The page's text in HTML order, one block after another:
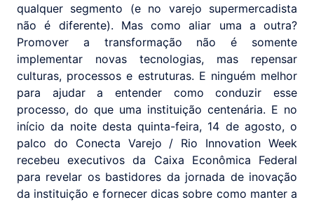
qualquer segmento (e no varejo supermercadista
não é diferente). Mas como aliar uma a outra?
Promover a transformação não é somente
implementar novas tecnologias, mas repensar
culturas, processos e estruturas. E ninguém melhor
para ajudar a entender como conduzir esse
processo, do que uma instituição centenária. E no
início da noite desta quinta-feira, 14 de agosto, o
palco do Conecta Varejo / Rio Innovation Week
recebeu executivos da Caixa Econômica Federal
para revelar os bastidores da jornada de inovação
da instituição e fornecer dicas sobre como manter a